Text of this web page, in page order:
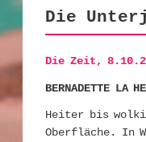
Die
Die Zeit,
BERNADETTE LA
Heiter bis
Oberfläche. In